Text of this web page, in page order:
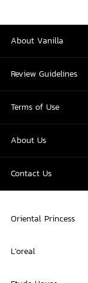
About Vanilla
Review Guidelines
Terms of Use
About Us
Contact Us
Oriental Princess
L'oreal